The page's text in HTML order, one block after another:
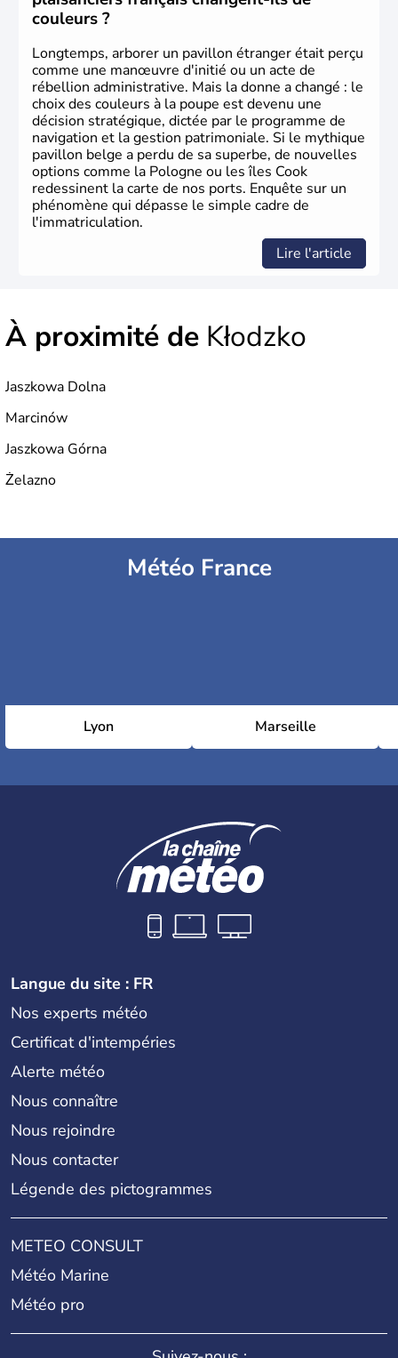
couleurs ?
Longtemps, arborer un pavillon étranger était perçu
comme une manœuvre d'initié ou un acte de
rébellion administrative. Mais la donne a changé : le
choix des couleurs à la poupe est devenu une
décision stratégique, dictée par le programme de
navigation et la gestion patrimoniale. Si le mythique
pavillon belge a perdu de sa superbe, de nouvelles
options comme la Pologne ou les îles Cook
redessinent la carte de nos ports. Enquête sur un
phénomène qui dépasse le simple cadre de
l'immatriculation.
Lire l'article
À proximité de Kłodzko
Jaszkowa Dolna
Marcinów
Jaszkowa Górna
Żelazno
Météo France
Lyon Marseille
Langue du site : FR
Nos experts météo
Certificat d'intempéries
Alerte météo
Nous connaître
Nous rejoindre
Nous contacter
Légende des pictogrammes
METEO CONSULT
Météo Marine
Météo pro